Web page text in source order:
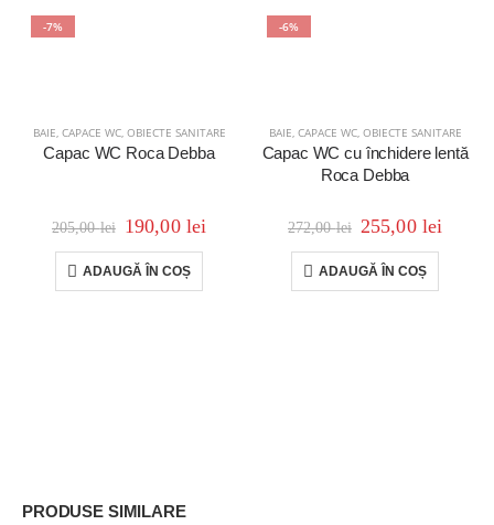
-7%
BAIE CAPACE WC, OBIECTE SANITARE
Capac WC Roca Debba
205,00lei 190,00 lei
ADAUGĂ ÎN COȘ
-6%
BAIE CAPACE WC, OBIECTE SANITARE
Capac WC cu închidere lentă
Roca Debba
272,00lei 255,00 lei
ADAUGĂ ÎN COȘ
PRODUSE SIMILARE